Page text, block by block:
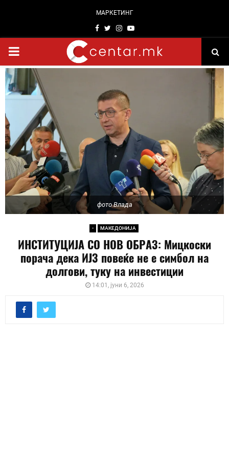
МАРКЕТИНГ
Facebook
TwitterInstagram
Youtube
PRIMARY
MENU
фото Влада
- МАКЕДОНИЈА
ИНСТИТУЦИЈА СО НОВ ОБРАЗ: Мицкоски
порача дека ИЈЗ повеќе не е симбол на
долгови, туку на инвестиции
14:01, јуни 6, 2026